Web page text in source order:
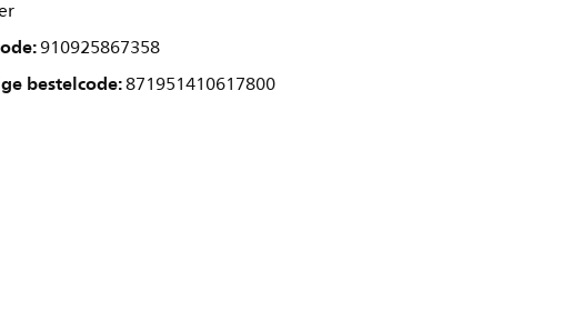
910925867358
bestelcode:871951410617800